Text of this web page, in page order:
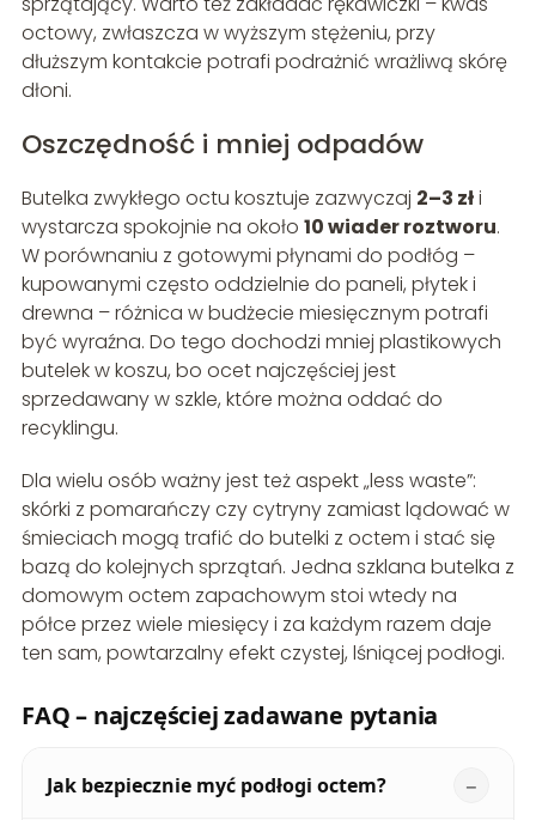
octowy, zwłaszcza w wyższym stężeniu, przy
dłuższym kontakcie potrafi podrażnić wrażliwą skórę
dłoni.
Oszczędność i mniej odpadów
Butelka zwykłego octu kosztuje zazwyczaj 2–3 złi
wystarcza spokojnie na około 10 wiader roztworu.
W porównaniu z gotowymi płynami do podłóg –
kupowanymi często oddzielnie do paneli, płytek i
drewna – różnica w budżecie miesięcznym potrafi
być wyraźna. Do tego dochodzi mniej plastikowych
butelek w koszu, bo ocet najczęściej jest
sprzedawany w szkle, które można oddać do
recyklingu.
Dla wielu osób ważny jest też aspekt „less waste”:
skórki z pomarańczy czy cytryny zamiast lądować w
śmieciach mogą trafić do butelki z octem i stać się
bazą do kolejnych sprzątań. Jedna szklana butelka z
domowym octem zapachowym stoi wtedy na
półce przez wiele miesięcy i za każdym razem daje
ten sam, powtarzalny efekt czystej, lśniącej podłogi.
FAQ – najczęściej zadawane pytania
Jak bezpiecznie myć podłogi octem?